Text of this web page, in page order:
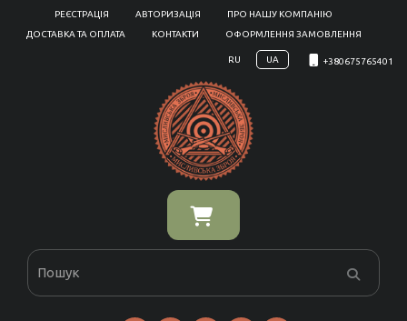
РЕЄСТРАЦІЯ АВТОРИЗАЦІЯ
ПРО НАШУ КОМПАНІЮ
ДОСТАВКА ТА ОПЛАТА
КОНТАКТИ ОФОРМЛЕННЯ ЗАМОВЛЕННЯ
RU UA +380675765401